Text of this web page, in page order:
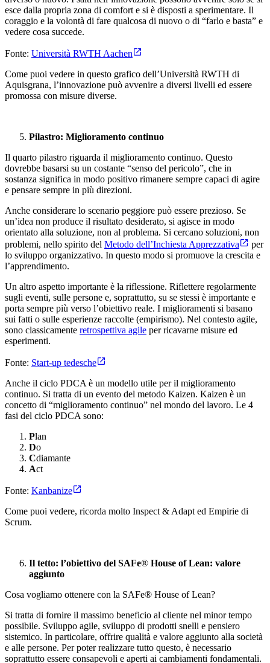
esce dalla propria zona di comfort e si è disposti a sperimentare. Il
coraggio e la volontà di fare qualcosa di nuovo o di “farlo e basta” e
vedere cosa succede.
Fonte: Università RWTH Aachen
Come puoi vedere in questo grafico dell’Università RWTH di
Aquisgrana, l’innovazione può avvenire a diversi livelli ed essere
promossa con misure diverse.
Pilastro: Miglioramento continuo
Il quarto pilastro riguarda il miglioramento continuo. Questo
dovrebbe basarsi su un costante “senso del pericolo”, che in
sostanza significa in modo positivo rimanere sempre capaci di agire
e pensare sempre in più direzioni.
Anche considerare lo scenario peggiore può essere prezioso. Se
un’idea non produce il risultato desiderato, si agisce in modo
orientato alla soluzione, non al problema. Si cercano soluzioni, non
problemi, nello spirito del Metodo dell’Inchiesta Apprezzativa
per
lo sviluppo organizzativo. In questo modo si promuove la crescita e
l’apprendimento.
Un altro aspetto importante è la riflessione. Riflettere regolarmente
sugli eventi, sulle persone e, soprattutto, su se stessi è importante e
porta sempre più verso l’obiettivo reale. I miglioramenti si basano
sui fatti o sulle esperienze raccolte (empirismo). Nel contesto agile,
sono classicamente retrospettiva agile per ricavarne misure ed
esperimenti.
Fonte: Start-up tedesche
Anche il ciclo PDCA è un modello utile per il miglioramento
continuo. Si tratta di un evento del metodo Kaizen. Kaizen è un
concetto di “miglioramento continuo” nel mondo del lavoro. Le 4
fasi del ciclo PDCA sono:
Plan
Do
Cdiamante
Act
Fonte: Kanbanize
Come puoi vedere, ricorda molto Inspect & Adapt ed Empirie di
Scrum.
Il tetto: l’obiettivo del SAFe® House of Lean: valore
aggiunto
Cosa vogliamo ottenere con la SAFe® House of Lean?
Si tratta di fornire il massimo beneficio al cliente nel minor tempo
possibile. Sviluppo agile, sviluppo di prodotti snelli e pensiero
sistemico. In particolare, offrire qualità e valore aggiunto alla società
e alle persone. Per poter realizzare tutto questo, è necessario
soprattutto essere consapevoli e aperti ai cambiamenti fondamentali.